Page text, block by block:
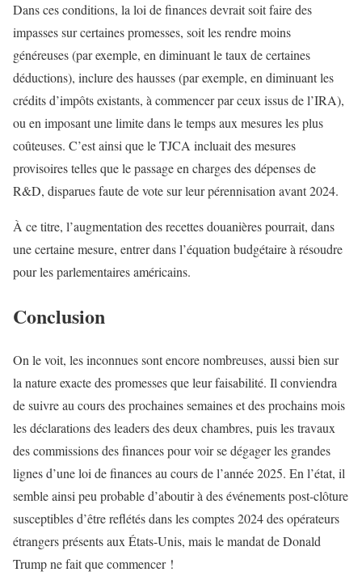
Dans ces conditions, la loi de finances devrait soit faire des
impasses sur certaines promesses, soit les rendre moins
généreuses (par exemple, en diminuant le taux de certaines
déductions), inclure des hausses (par exemple, en diminuant les
crédits d’impôts existants, à commencer par ceux issus de l’IRA),
ou en imposant une limite dans le temps aux mesures les plus
coûteuses. C’est ainsi que le TJCA incluait des mesures
provisoires telles que le passage en charges des dépenses de
R&D, disparues faute de vote sur leur pérennisation avant 2024.
À ce titre, l’augmentation des recettes douanières pourrait, dans
une certaine mesure, entrer dans l’équation budgétaire à résoudre
pour les parlementaires américains.
Conclusion
On le voit, les inconnues sont encore nombreuses, aussi bien sur
la nature exacte des promesses que leur faisabilité. Il conviendra
de suivre au cours des prochaines semaines et des prochains mois
les déclarations des leaders des deux chambres, puis les travaux
des commissions des finances pour voir se dégager les grandes
lignes d’une loi de finances au cours de l’année 2025. En l’état, il
semble ainsi peu probable d’aboutir à des événements post-clôture
susceptibles d’être reflétés dans les comptes 2024 des opérateurs
étrangers présents aux États-Unis, mais le mandat de Donald
Trump ne fait que commencer !